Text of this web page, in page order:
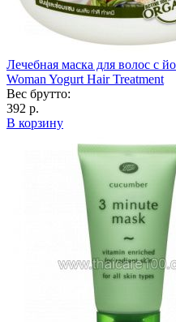
Лечебная маска для волос с
Woman Yogurt Hair Treatment
Вес брутто:
392 р.
В корзину